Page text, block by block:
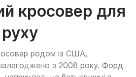
кросовер для
родом із США,
з 2008 року. Форд